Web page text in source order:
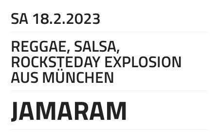
SA 18.2.2023
REGGAE, SALSA,
ROCKSTEDAY EXPLOSION
AUS MÜNCHEN
JAMARAM